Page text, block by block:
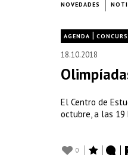
NOVEDADES
AGENDA |
18.10.2018
El Centro de
octubre, a las 19
0